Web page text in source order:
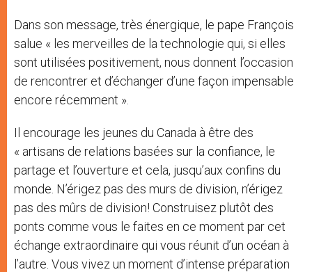
Dans son message, très énergique, le pape François
salue « les merveilles de la technologie qui, si elles
sont utilisées positivement, nous donnent l’occasion
de rencontrer et d’échanger d’une façon impensable
encore récemment ».
Il encourage les jeunes du Canada à être des
« artisans de relations basées sur la confiance, le
partage et l’ouverture et cela, jusqu’aux confins du
monde. N’érigez pas des murs de division, n’érigez
pas des mûrs de division! Construisez plutôt des
ponts comme vous le faites en ce moment par cet
échange extraordinaire qui vous réunit d’un océan à
l’autre. Vous vivez un moment d’intense préparation